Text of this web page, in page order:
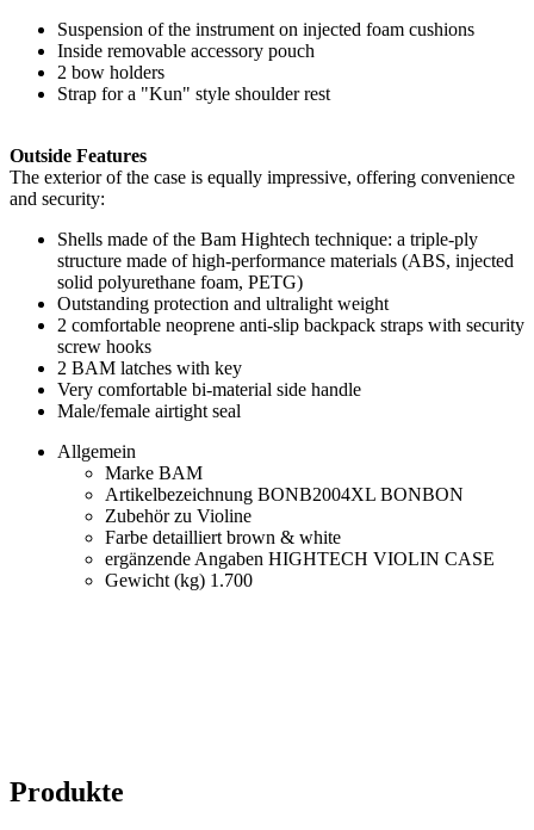
Suspension of the instrument on injected foam cushions
Inside removable accessory pouch
2 bow holders
Strap for a "Kun" style shoulder rest
Outside Features
The exterior of the case is equally impressive, offering convenience
and security:
Shells made of the Bam Hightech technique: a triple-ply
structure made of high-performance materials (ABS, injected
solid polyurethane foam, PETG)
Outstanding protection and ultralight weight
2 comfortable neoprene anti-slip backpack straps with security
screw hooks
2 BAM latches with key
Very comfortable bi-material side handle
Male/female airtight seal
Allgemein
Marke BAM
Artikelbezeichnung BONB2004XL BONBON
Zubehör zu Violine
Farbe detailliert brown & white
ergänzende Angaben HIGHTECH VIOLIN CASE
Gewicht (kg) 1.700
Produkte